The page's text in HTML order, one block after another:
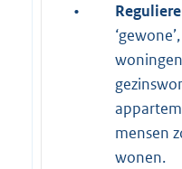
•
mensen
wonen.